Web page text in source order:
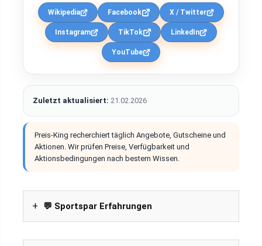
Wikipedia Facebook X / Twitter
Instagram TikTok LinkedIn
YouTube
Zuletzt aktualisiert: 21.02.2026
Preis-King recherchiert täglich Angebote, Gutscheine und
Aktionen. Wir prüfen Preise, Verfügbarkeit und
Aktionsbedingungen nach bestem Wissen.
💬 Sportspar Erfahrungen